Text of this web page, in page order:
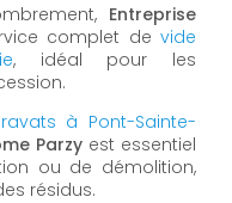
Entreprise
complet devide
, idéal pour les
à Pont-Sainte-
Parzy est essentiel
ou de démolition,
résidus.